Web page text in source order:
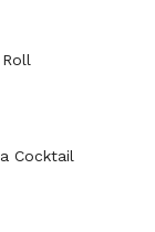
Cocktail